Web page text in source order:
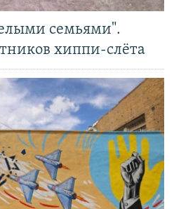
семьями".
хиппи-слёта